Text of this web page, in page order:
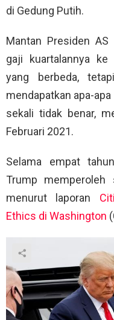
di Gedung Putih.
Mantan Presiden
gaji kuartalannya ke
yang berbeda,
mendapatkan apa-
sekali tidak benar,
Februari 2021.
Selama empat
Trump memperoleh
menurut laporan
Ethics di Washington